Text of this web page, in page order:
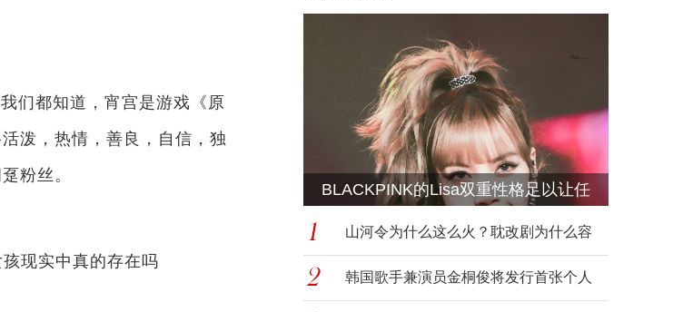
们都知道，宵宫是游戏《原
泼，热情，善良，自信，独
粉丝。
BLACKPINK的Lisa双重性格足以让任
何
山河令为什么这么火？耽改剧为什么容
易火受
韩国歌手兼演员金桐俊将发行首张个人